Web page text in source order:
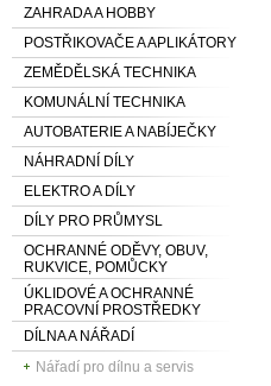
ZAHRADA A HOBBY
POSTŘIKOVAČE A APLIKÁTORY
ZEMĚDĚLSKÁ TECHNIKA
KOMUNÁLNÍ TECHNIKA
AUTOBATERIE A NABÍJEČKY
NÁHRADNÍ DÍLY
ELEKTRO A DÍLY
DÍLY PRO PRŮMYSL
OCHRANNÉ ODĚVY, OBUV,
RUKVICE, POMŮCKY
ÚKLIDOVÉ A OCHRANNÉ
PRACOVNÍ PROSTŘEDKY
DÍLNA A NÁŘADÍ
Nářadí pro dílnu a servis